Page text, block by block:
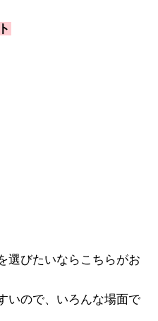
選びたいならこちらがお
いので、いろんな場面で